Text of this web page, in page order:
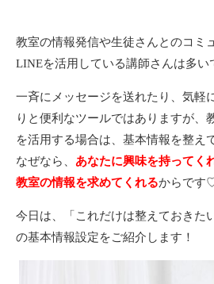
教室の情報発信や生徒さんとのコミ
LINEを活用している講師さんは多い
一斉にメッセージを送れたり、気軽
りと便利なツールではありますが、
を活用する場合は、基本情報を整え
なぜなら、 あなたに興味を持ってく
教室の情報を求めてくれるからです
今日は、「これだけは整えておきた
の基本情報設定をご紹介します！